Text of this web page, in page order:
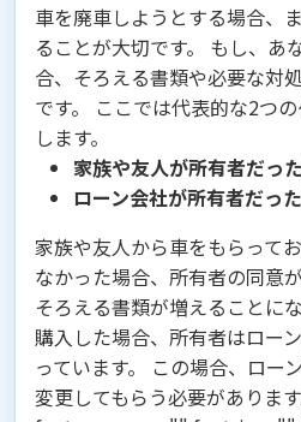
車を廃車しようとする場合、
ることが大切です。 もし、あ
合、そろえる書類や必要な対
です。 ここでは代表的な2つ
します。
家族や友人が所有者だっ
ローン会社が所有者だっ
家族や友人から車をもらって
なかった場合、所有者の同意
そろえる書類が増えることに
購入した場合、所有者はロー
っています。 この場合、ロー
変更してもらう必要がありま